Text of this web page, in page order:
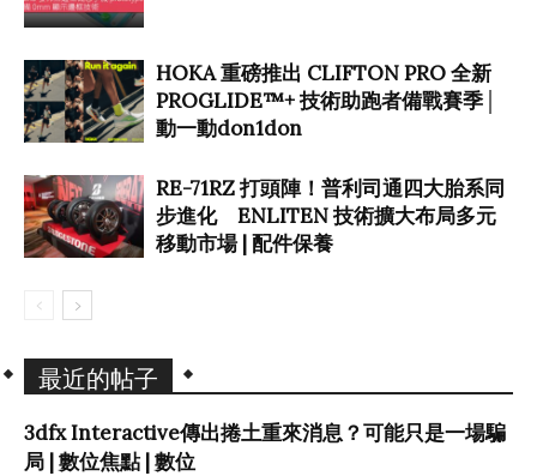
HOKA 重磅推出 CLIFTON PRO 全新
PROGLIDE™+ 技術助跑者備戰賽季│
動一動don1don
RE-71RZ 打頭陣！普利司通四大胎系同
步進化 ENLITEN 技術擴大布局多元
移動市場 | 配件保養
最近的帖子
3dfx Interactive傳出捲土重來消息？可能只是一場騙
局 | 數位焦點 | 數位